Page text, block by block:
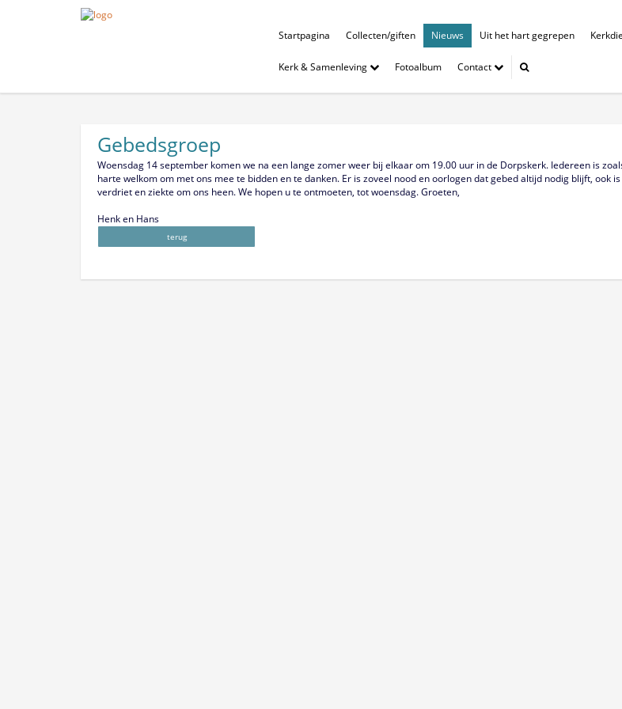
Startpagina Collecten/giften Nieuws Uit het hart gegrepen
Kerk & Samenleving Fotoalbum Contact
Gebedsgroep
Woensdag 14 september komen we na een lange zomer weer bij elkaar om 19.00 uur in de Dorpskerk. Iedereen is
harte welkom om met ons mee te bidden en te danken. Er is zoveel nood en oorlogen dat gebed altijd nodig blijft, ook is
verdriet en ziekte om ons heen. We hopen u te ontmoeten, tot woensdag. Groeten,
Henk en Hans
terug